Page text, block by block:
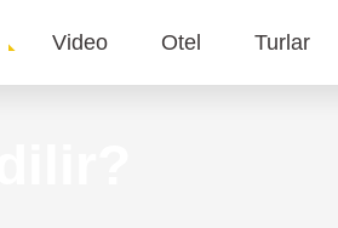
Video Otel Turlar